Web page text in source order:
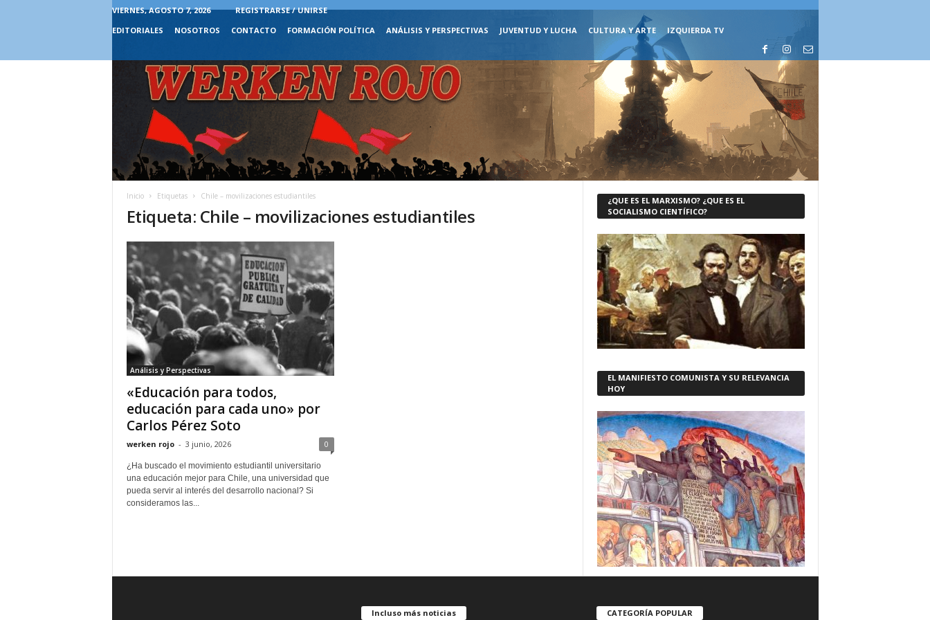
VIERNES, AGOSTO 7, 2026
REGISTRARSE / UNIRSE
EDITORIALES
NOSOTROS CONTACTO FORMACIÓN POLÍTICA ANÁLISIS Y PERSPECTIVAS JUVENTUD Y LUCHA CULTURA Y ARTE IZQUIERDA TV
Inicio Etiquetas Chile – movilizaciones estudiantiles
Etiqueta: Chile – movilizaciones estudiantiles
Análisis y Perspectivas
«Educación para todos,
educación para cada uno» por
Carlos Pérez Soto
werken rojo - 3 junio, 2026 0
¿Ha buscado el movimiento estudiantil universitario
una educación mejor para Chile, una universidad que
pueda servir al interés del desarrollo nacional? Si
consideramos las...
¿QUE ES EL MARXISMO? ¿QUE ES EL
SOCIALISMO CIENTÍFICO?
EL MANIFIESTO COMUNISTA Y SU RELEVANCIA
HOY
Incluso más noticias CATEGORÍA POPULAR